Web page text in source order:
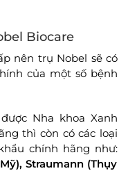
Biocare
nên trụ Nobel sẽ có
của một số bệnh
Nha khoa Xanh
thì còn có các loại
chính hãng như:
Straumann (Thụy